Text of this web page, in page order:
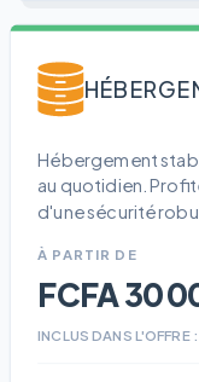
Hébergement
au quotidien.
d'une sécurité
À PARTIR DE
FCFA 30
INCLUS DANS L'OFFRE :